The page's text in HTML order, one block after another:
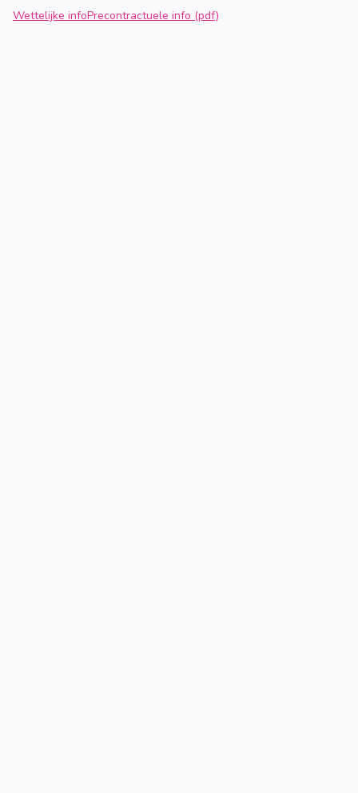
Wettelijke infoPrecontractuele info (pdf)